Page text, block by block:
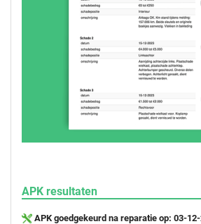
APK resultaten
APK goedgekeurd na reparatie op: 03-